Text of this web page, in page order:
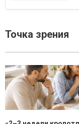
Точка зрения